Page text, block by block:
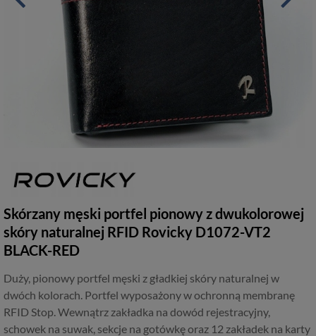
Skórzany męski portfel pionowy z dwukolorowej
skóry naturalnej RFID Rovicky D1072-VT2
BLACK-RED
Duży, pionowy portfel męski z gładkiej skóry naturalnej w
dwóch kolorach. Portfel wyposażony w ochronną membranę
RFID Stop. Wewnątrz zakładka na dowód rejestracyjny,
schowek na suwak, sekcje na gotówkę oraz 12 zakładek na karty